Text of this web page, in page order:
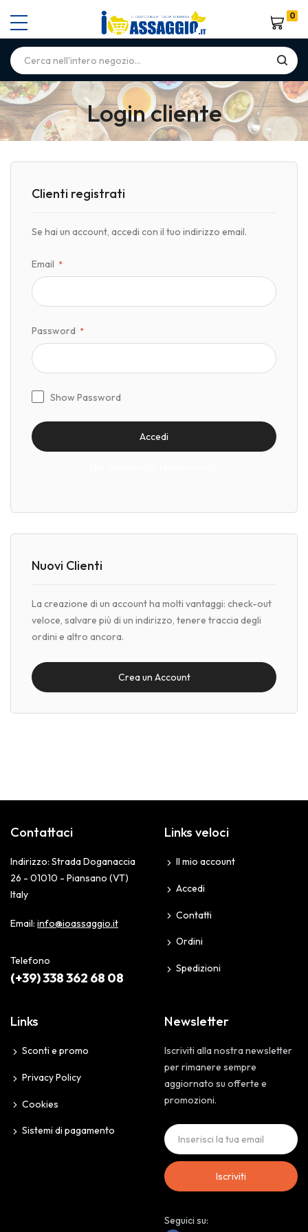
Carrello
0
Login cliente
Clienti registrati
Se hai un account, accedi con il tuo indirizzo email.
Email
Password
Show Password
Accedi
Nuovi Clienti
La creazione di un account ha molti vantaggi: check-out
veloce, salvare più di un indirizzo, tenere traccia degli
ordini e altro ancora.
Crea un Account
Contattaci
Indirizzo: Strada Doganaccia
26 - 01010 - Piansano (VT)
Italy
Email: info@ioassaggio.it
Telefono
(+39) 338 362 68 08
Links veloci
Il mio account
Accedi
Contatti
Ordini
Spedizioni
Links
Sconti e promo
Privacy Policy
Cookies
Sistemi di pagamento
Newsletter
Iscriviti alla nostra newsletter
per rimanere sempre
aggiornato su offerte e
promozioni.
Iscriviti
Seguici su: